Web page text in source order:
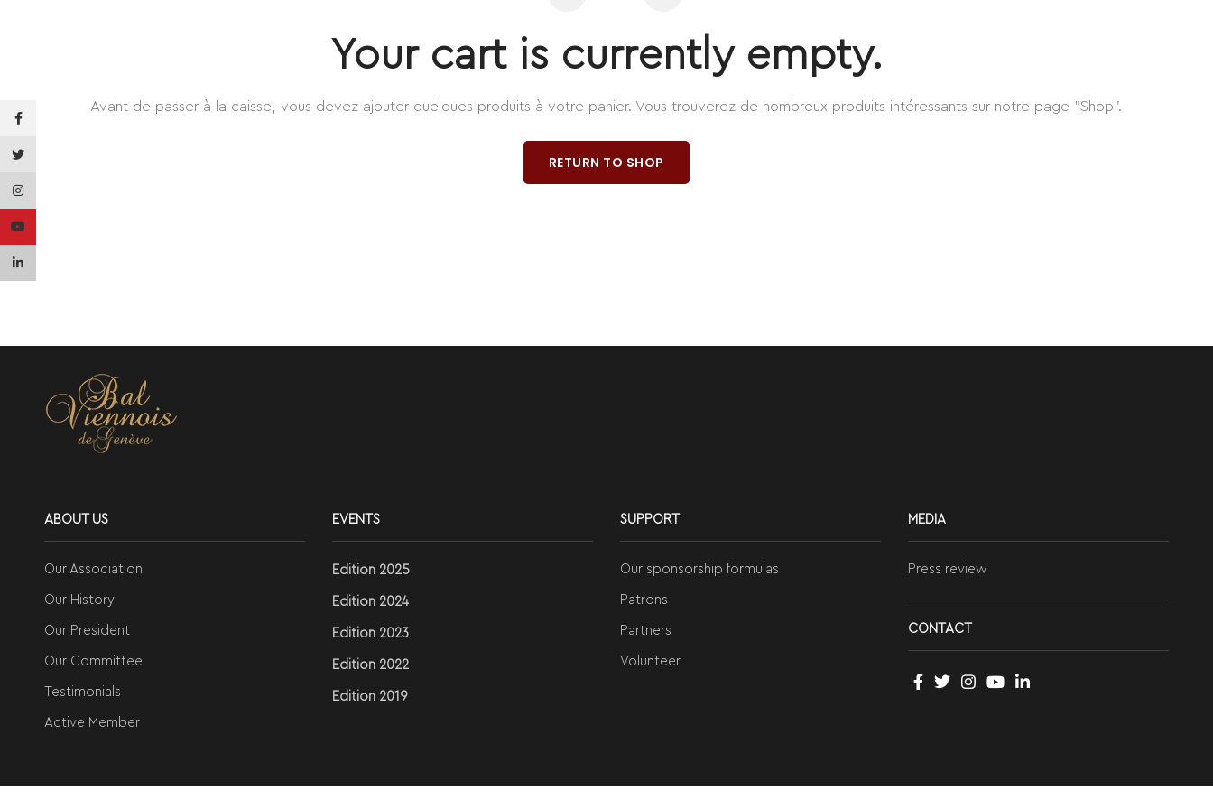
Your cart is currently empty.
Avant de passer à la caisse, vous devez ajouter quelques produits à votre panier. Vous trouverez de nombreux produits intéressants sur notre page "Shop".
RETURN TO SHOP
ABOUT US
Our Association
Our History
Our President
Our Committee
Testimonials
Active Member
EVENTS
Edition 2025
Edition 2024
Edition 2023
Edition 2022
Edition 2019
SUPPORT
Our sponsorship formulas
Patrons
Partners
Volunteer
MEDIA
Press review
CONTACT